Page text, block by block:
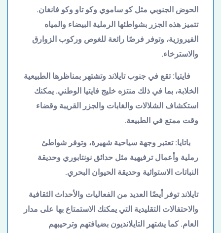
الحوض الجنوبي مثل كو ساموي وكو تاو وكو فانغان.
تتميز هذه الجزر بشواطئها الرملية البيضاء والمياه
الفيروزية، وتوفر فرصًا رائعة للغوص وركوب الزوارق
والاسترخاء.
فايتيا: تقع في جنوب تايلاند وتشتهر بمناظرها الطبيعية
الخلابة، بما في ذلك منتزه خليج فايتيا الوطني. يمكنك
استكشاف الشلالات والغابات والجزر القريبة وقضاء
وقت ممتع في الطبيعة.
باتايا: تعتبر وجهة سياحية شهيرة، وتوفر شواطئ
رملية وأعمال ترفيهية مثل حدائق نونتابوري وحديقة
النباتات الاستوائية وحديقة الحيوان البحري.
تايلاند توفر أيضًا العديد من الفعاليات والأحداث الثقافية
والاحتفالات التقليدية التي يمكنك الاستمتاع بها على مدار
العام. كما يشتهر التايلانديون بضيافتهم وترحيبهم